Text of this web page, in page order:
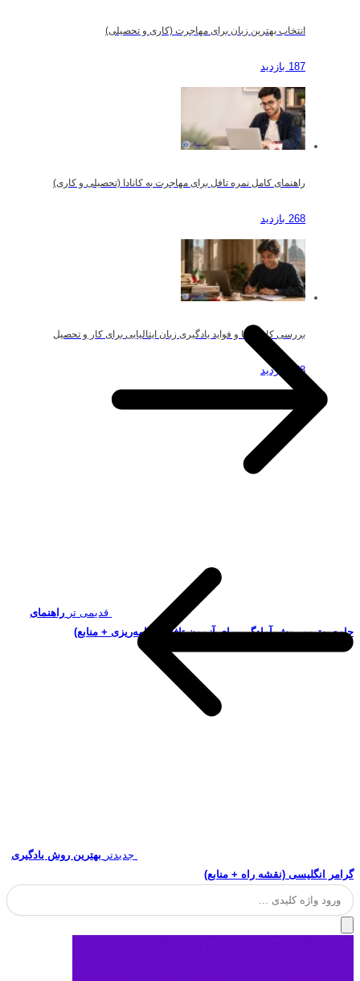
انتخاب بهترین زبان برای مهاجرت (کاری و تحصیلی)
187 بازدید
راهنمای کامل نمره تافل برای مهاجرت به کانادا (تحصیلی و کاری)
268 بازدید
بررسی کاربردها و فواید یادگیری زبان ایتالیایی برای کار و تحصیل
178 بازدید
قدیمی تر راهنمای
جامع بهترین روش آمادگی برای آزمون تافل (برنامه‌ریزی + منابع)
جدیدتر بهترین روش یادگیری
گرامر انگلیسی (نقشه راه + منابع)
جستجو
برای: